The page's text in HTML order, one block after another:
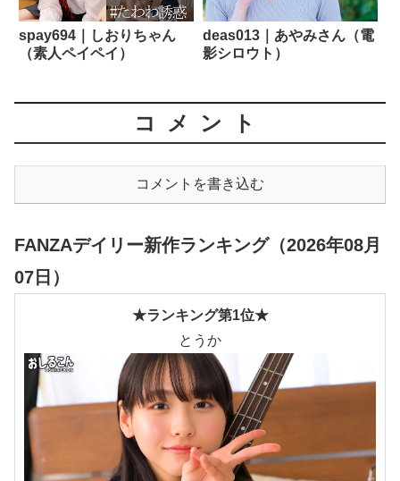
spay694｜しおりちゃん
（素人ペイペイ）
deas013｜あやみさん（電
影シロウト）
コメント
コメントを書き込む
FANZAデイリー新作ランキング（2026年08月
07日）
★ランキング第1位★
とうか